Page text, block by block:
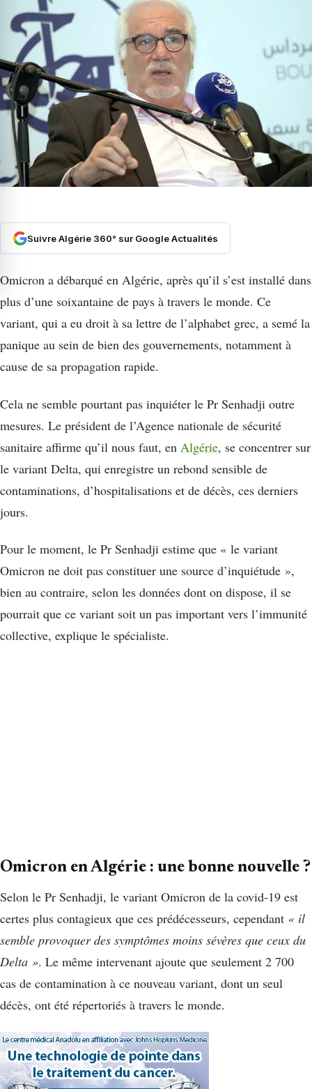
Suivre Algérie 360° sur Google Actualités
Omicron a débarqué en Algérie, après qu’il s’est installé dans
plus d’une soixantaine de pays à travers le monde. Ce
variant, qui a eu droit à sa lettre de l’alphabet grec, a semé la
panique au sein de bien des gouvernements, notamment à
cause de sa propagation rapide.
Cela ne semble pourtant pas inquiéter le Pr Senhadji outre
mesures. Le président de l’Agence nationale de sécurité
sanitaire affirme qu’il nous faut, en Algérie, se concentrer sur
le variant Delta, qui enregistre un rebond sensible de
contaminations, d’hospitalisations et de décès, ces derniers
jours.
Pour le moment, le Pr Senhadji estime que « le variant
Omicron ne doit pas constituer une source d’inquiétude »,
bien au contraire, selon les données dont on dispose, il se
pourrait que ce variant soit un pas important vers l’immunité
collective, explique le spécialiste.
Omicron en Algérie : une bonne nouvelle ?
Selon le Pr Senhadji, le variant Omicron de la covid-19 est
certes plus contagieux que ces prédécesseurs, cependant « il
semble provoquer des symptômes moins sévères que ceux du
Delta ». Le même intervenant ajoute que seulement 2 700
cas de contamination à ce nouveau variant, dont un seul
décès, ont été répertoriés à travers le monde.